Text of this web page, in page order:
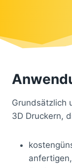
Grundsätzlich
3D Druckern,